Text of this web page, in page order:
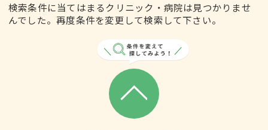
検索条件に当てはまるクリニック・病院は見つかりませ
んでした。再度条件を変更して検索して下さい。